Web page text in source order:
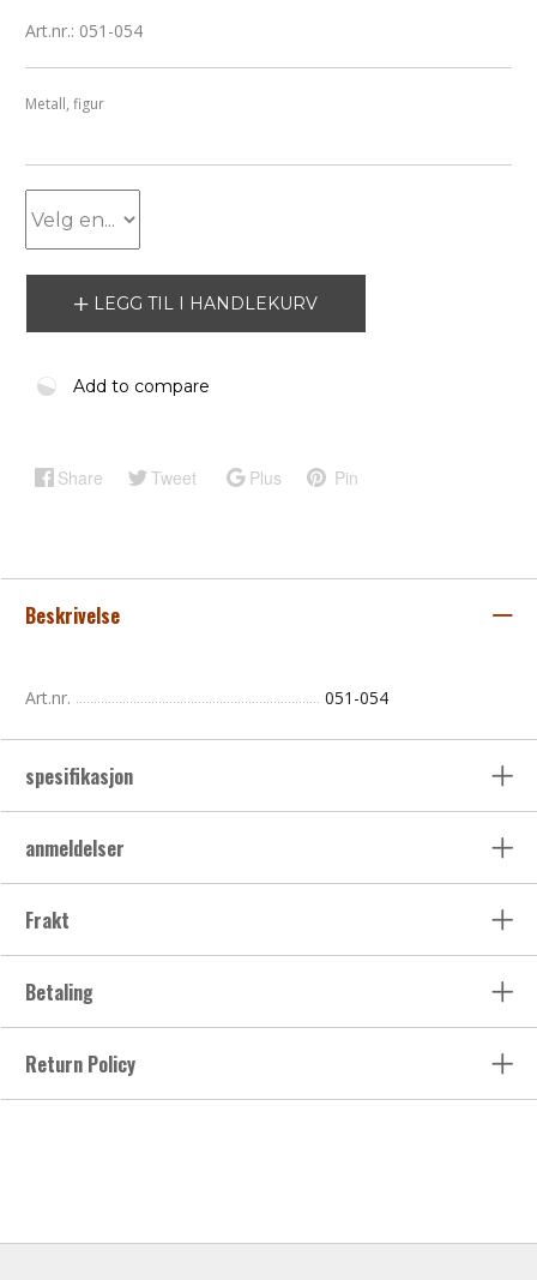
Art.nr.: 051-054
Metall, figur
LEGG TIL I HANDLEKURV
Add to compare
Share Tweet Plus Pin
Beskrivelse
Art.nr. 051-054
spesifikasjon
anmeldelser
Frakt
Betaling
Return Policy